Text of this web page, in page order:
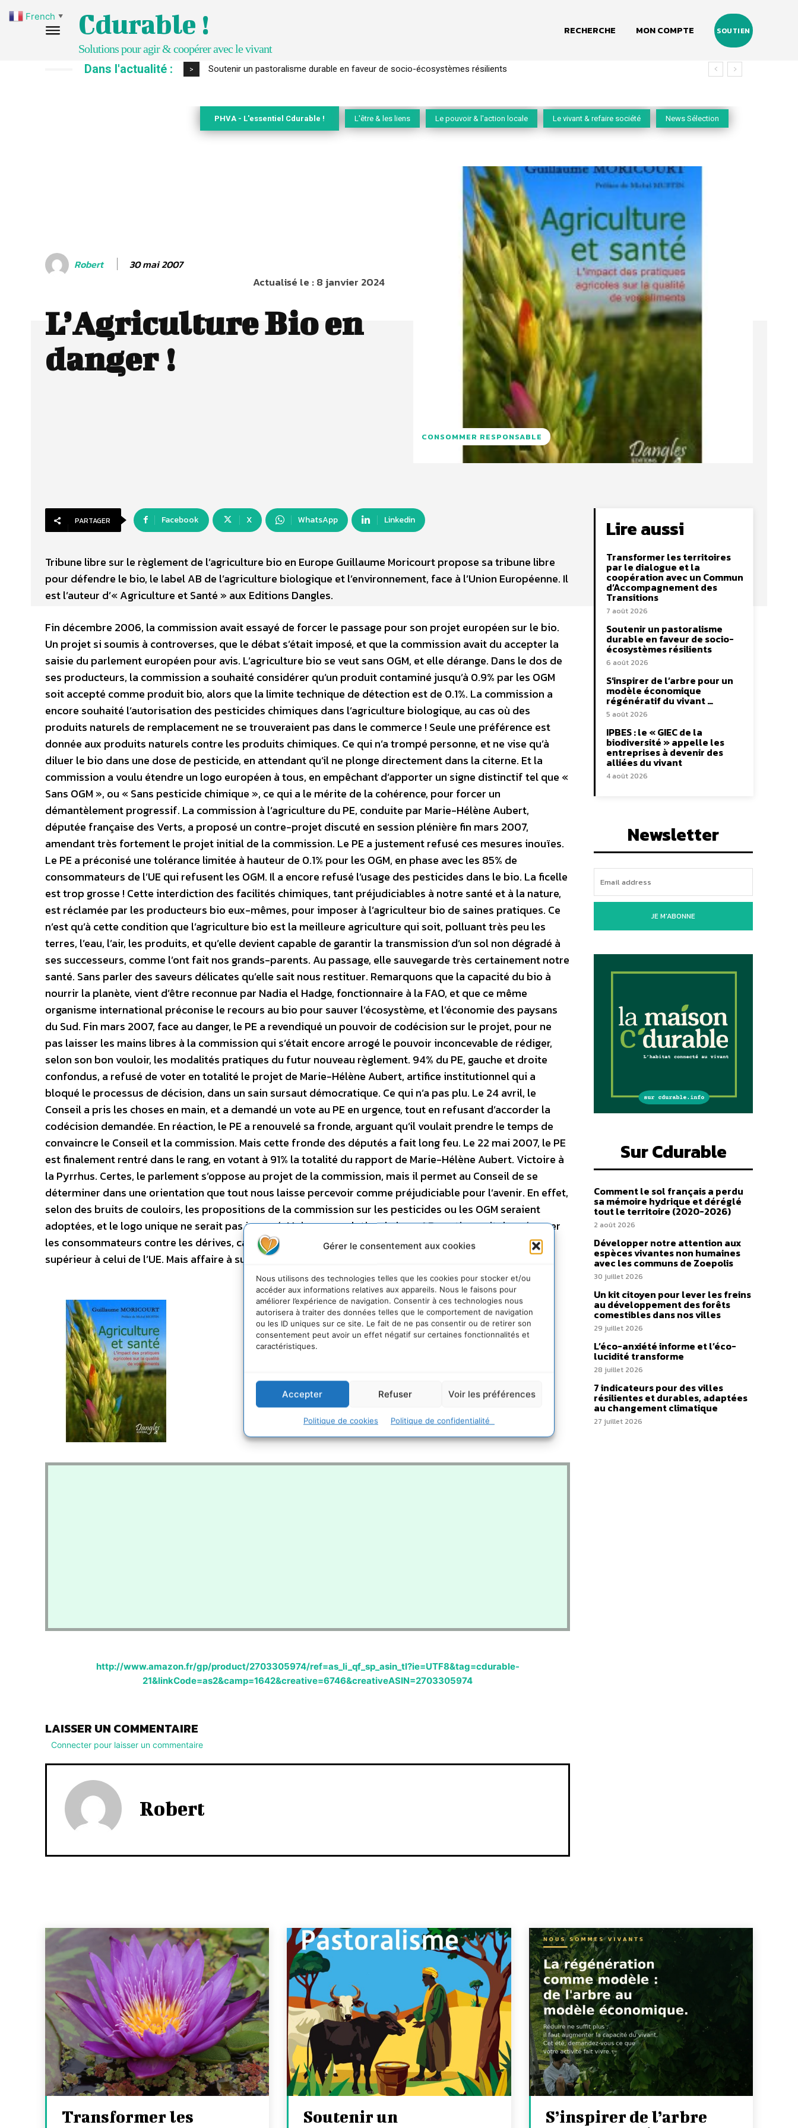
Gérer le consentement aux cookies
Nous utilisons des technologies telles que les cookies pour stocker et/ou
accéder aux informations relatives aux appareils. Nous le faisons pour
améliorer l’expérience de navigation. Consentir à ces technologies nous
autorisera à traiter des données telles que le comportement de navigation
ou les ID uniques sur ce site. Le fait de ne pas consentir ou de retirer son
consentement peut avoir un effet négatif sur certaines fonctionnalités et
caractéristiques.
Accepter Refuser Voir les préférences
Politique de cookies Politique de confidentialité
Cdurable !
Solutions pour agir & coopérer avec le vivant
RECHERCHE MON COMPTE SOUTIEN
Dans l'actualité : > S’inspirer de l’arbre pour un modèle économique régénératif du vivant …
PHVA - L'essentiel Cdurable ! L'être & les liens Le pouvoir & l'action locale Le vivant & refaire société News Sélection
Robert 30 mai 2007
Actualisé le :8 janvier 2024
L’Agriculture Bio en
danger !
CONSOMMER RESPONSABLE
PARTAGER Facebook X WhatsApp Linkedin
Tribune libre sur le règlement de l’agriculture bio en Europe Guillaume Moricourt propose sa tribune libre
pour défendre le bio, le label AB de l’agriculture biologique et l’environnement, face à l’Union Européenne. Il
est l’auteur d’« Agriculture et Santé » aux Editions Dangles.
Fin décembre 2006, la commission avait essayé de forcer le passage pour son projet européen sur le bio.
Un projet si soumis à controverses, que le débat s’était imposé, et que la commission avait du accepter la
saisie du parlement européen pour avis. L’agriculture bio se veut sans OGM, et elle dérange. Dans le dos de
ses producteurs, la commission a souhaité considérer qu’un produit contaminé jusqu’à 0.9% par les OGM
soit accepté comme produit bio, alors que la limite technique de détection est de 0.1%. La commission a
encore souhaité l’autorisation des pesticides chimiques dans l’agriculture biologique, au cas où des
produits naturels de remplacement ne se trouveraient pas dans le commerce ! Seule une préférence est
donnée aux produits naturels contre les produits chimiques. Ce qui n’a trompé personne, et ne vise qu’à
diluer le bio dans une dose de pesticide, en attendant qu’il ne plonge directement dans la citerne. Et la
commission a voulu étendre un logo européen à tous, en empêchant d’apporter un signe distinctif tel que «
Sans OGM », ou « Sans pesticide chimique », ce qui a le mérite de la cohérence, pour forcer un
démantèlement progressif. La commission à l’agriculture du PE, conduite par Marie-Hélène Aubert,
députée française des Verts, a proposé un contre-projet discuté en session plénière fin mars 2007,
amendant très fortement le projet initial de la commission. Le PE a justement refusé ces mesures inouïes.
Le PE a préconisé une tolérance limitée à hauteur de 0.1% pour les OGM, en phase avec les 85% de
consommateurs de l’UE qui refusent les OGM. Il a encore refusé l’usage des pesticides dans le bio. La ficelle
est trop grosse ! Cette interdiction des facilités chimiques, tant préjudiciables à notre santé et à la nature,
est réclamée par les producteurs bio eux-mêmes, pour imposer à l’agriculteur bio de saines pratiques. Ce
n’est qu’à cette condition que l’agriculture bio est la meilleure agriculture qui soit, polluant très peu les
terres, l’eau, l’air, les produits, et qu’elle devient capable de garantir la transmission d’un sol non dégradé à
ses successeurs, comme l’ont fait nos grands-parents. Au passage, elle sauvegarde très certainement notre
santé. Sans parler des saveurs délicates qu’elle sait nous restituer. Remarquons que la capacité du bio à
nourrir la planète, vient d’être reconnue par Nadia el Hadge, fonctionnaire à la FAO, et que ce même
organisme international préconise le recours au bio pour sauver l’écosystème, et l’économie des paysans
du Sud. Fin mars 2007, face au danger, le PE a revendiqué un pouvoir de codécision sur le projet, pour ne
pas laisser les mains libres à la commission qui s’était encore arrogé le pouvoir inconcevable de rédiger,
selon son bon vouloir, les modalités pratiques du futur nouveau règlement. 94% du PE, gauche et droite
confondus, a refusé de voter en totalité le projet de Marie-Hélène Aubert, artifice institutionnel qui a
bloqué le processus de décision, dans un sain sursaut démocratique. Ce qui n’a pas plu. Le 24 avril, le
Conseil a pris les choses en main, et a demandé un vote au PE en urgence, tout en refusant d’accorder la
codécision demandée. En réaction, le PE a renouvelé sa fronde, arguant qu’il voulait prendre le temps de
convaincre le Conseil et la commission. Mais cette fronde des députés a fait long feu. Le 22 mai 2007, le PE
est finalement rentré dans le rang, en votant à 91% la totalité du rapport de Marie-Hélène Aubert. Victoire à
la Pyrrhus. Certes, le parlement s’oppose au projet de la commission, mais il permet au Conseil de se
déterminer dans une orientation que tout nous laisse percevoir comme préjudiciable pour l’avenir. En effet,
selon des bruits de couloirs, les propositions de la commission sur les pesticides ou les OGM seraient
adoptées, et le logo unique ne serait pas imposé. Maigre consolation, le logo AB continuerait de préserver
les consommateurs contre les dérives, car il lui serait encore permis d’exiger un cahier des charges
supérieur à celui de l’UE. Mais affaire à suivre…Guillaume Moricourt
http://www.amazon.fr/gp/product/2703305974/ref=as_li_qf_sp_asin_tl?ie=UTF8&tag=cdurable-
21&linkCode=as2&camp=1642&creative=6746&creativeASIN=2703305974
LAISSER UN COMMENTAIRE
Connecter pour laisser un commentaire
Robert
Lire aussi
Transformer les territoires
par le dialogue et la
coopération avec un Commun
d’Accompagnement des
Transitions
7 août 2026
Soutenir un pastoralisme
durable en faveur de socio-
écosystèmes résilients
6 août 2026
S’inspirer de l’arbre pour un
modèle économique
régénératif du vivant …
5 août 2026
IPBES : le « GIEC de la
biodiversité » appelle les
entreprises à devenir des
alliées du vivant
4 août 2026
Newsletter
JE M'ABONNE
Sur Cdurable
Comment le sol français a perdu
sa mémoire hydrique et déréglé
tout le territoire (2020-2026)
2 août 2026
Développer notre attention aux
espèces vivantes non humaines
avec les communs de Zoepolis
30 juillet 2026
Un kit citoyen pour lever les freins
au développement des forêts
comestibles dans nos villes
29 juillet 2026
L’éco-anxiété informe et l’éco-
lucidité transforme
28 juillet 2026
7 indicateurs pour des villes
résilientes et durables, adaptées
au changement climatique
27 juillet 2026
Transformer les
Soutenir un
S’inspirer de l’arbre
French ▼